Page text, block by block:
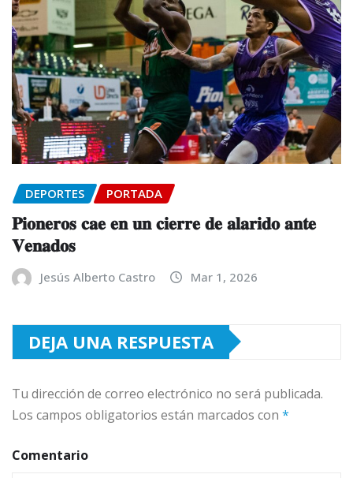
DEPORTES PORTADA
𝐏𝐢𝐨𝐧𝐞𝐫𝐨𝐬 𝐜𝐚𝐞 𝐞𝐧 𝐮𝐧 𝐜𝐢𝐞𝐫𝐫𝐞 𝐝𝐞 𝐚𝐥𝐚𝐫𝐢𝐝𝐨 𝐚𝐧𝐭𝐞
𝐕𝐞𝐧𝐚𝐝𝐨𝐬
Jesús Alberto Castro Mar 1, 2026
DEJA UNA RESPUESTA
Tu dirección de correo electrónico no será publicada.
Los campos obligatorios están marcados con *
Comentario